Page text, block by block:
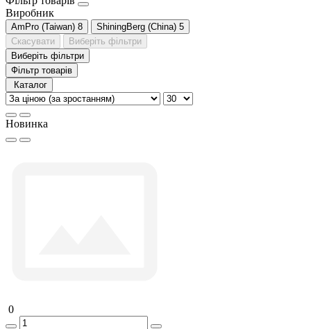
Виробник
AmPro (Taiwan) 8 ShiningBerg (China) 5
Скасувати
Виберіть фільтри
Виберіть фільтри
Фільтр товарів
Каталог
Новинка
0